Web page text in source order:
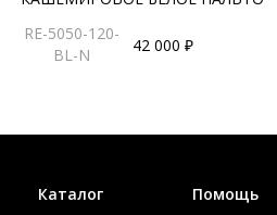
RE-5050-120-
BL-N
42 000 ₽
Каталог
Помощь